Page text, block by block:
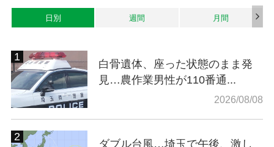
日別 週間 月間
白骨遺体、座った状態のまま発
見…農作業男性が110番通...
2026/08/08
ダブル台風…埼玉で午後、激し